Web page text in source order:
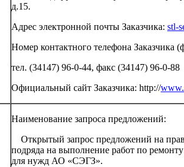
д.15.
Адрес электронной почты Заказчика: stl-
Номер контактного телефона Заказчика
тел. (34147) 96-0-44, факс (34147) 96-0-88
Официальный сайт Заказчика: http://
Наименование запроса предложений:
Открытый запрос предложений на
подряда на выполнение работ по
для нужд АО «СЭГЗ».